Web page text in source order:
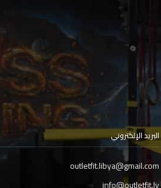
البريد الإلكتروني
outletfit.libya@gmail.com
info@outletfit.ly